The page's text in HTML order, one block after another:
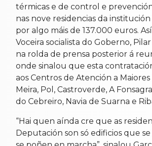
térmicas e de control e
nas nove residencias da institución
por algo máis de 137.000 euros.
Voceira socialista do Goberno,
na rolda de prensa posterior á
onde sinalou que esta
aos Centros de Atención a
Meira, Pol, Castroverde, A
do Cebreiro, Navia de Suarna e
“Hai quen aínda cre que as
Deputación son só edificios que